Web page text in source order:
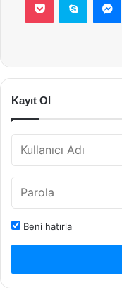
Kayıt Ol
Beni hatırla